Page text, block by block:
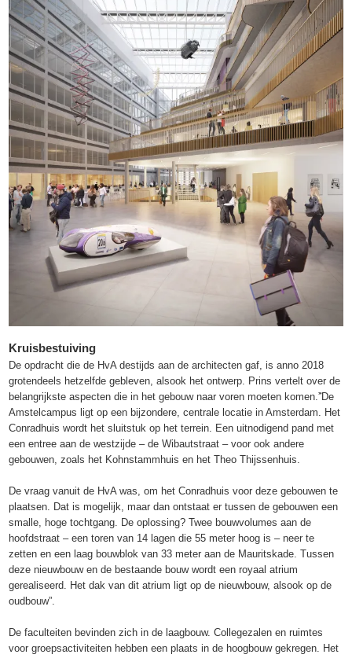
Kruisbestuiving
De opdracht die de HvA destijds aan de architecten gaf, is anno 2018
grotendeels hetzelfde gebleven, alsook het ontwerp. Prins vertelt over de
belangrijkste aspecten die in het gebouw naar voren moeten komen.”̈De
Amstelcampus ligt op een bijzondere, centrale locatie in Amsterdam. Het
Conradhuis wordt het sluitstuk op het terrein. Een uitnodigend pand met
een entree aan de westzijde – de Wibautstraat – voor ook andere
gebouwen, zoals het Kohnstammhuis en het Theo Thijssenhuis.
De vraag vanuit de HvA was, om het Conradhuis voor deze gebouwen te
plaatsen. Dat is mogelijk, maar dan ontstaat er tussen de gebouwen een
smalle, hoge tochtgang. De oplossing? Twee bouwvolumes aan de
hoofdstraat – een toren van 14 lagen die 55 meter hoog is – neer te
zetten en een laag bouwblok van 33 meter aan de Mauritskade. Tussen
deze nieuwbouw en de bestaande bouw wordt een royaal atrium
gerealiseerd. Het dak van dit atrium ligt op de nieuwbouw, alsook op de
oudbouw”.
De faculteiten bevinden zich in de laagbouw. Collegezalen en ruimtes
voor groepsactiviteiten hebben een plaats in de hoogbouw gekregen. Het